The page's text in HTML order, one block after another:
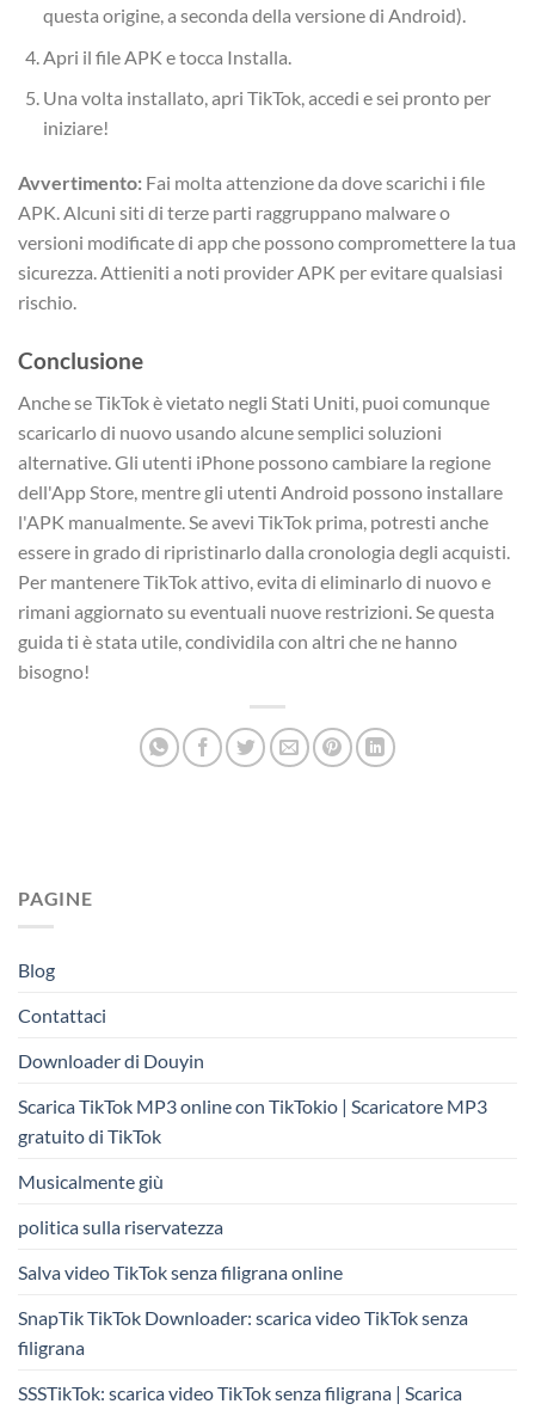
questa origine, a seconda della versione di Android).
Apri il file APK e tocca Installa.
Una volta installato, apri TikTok, accedi e sei pronto per
iniziare!
Avvertimento: Fai molta attenzione da dove scarichi i file
APK. Alcuni siti di terze parti raggruppano malware o
versioni modificate di app che possono compromettere la tua
sicurezza. Attieniti a noti provider APK per evitare qualsiasi
rischio.
Conclusione
Anche se TikTok è vietato negli Stati Uniti, puoi comunque
scaricarlo di nuovo usando alcune semplici soluzioni
alternative. Gli utenti iPhone possono cambiare la regione
dell'App Store, mentre gli utenti Android possono installare
l'APK manualmente. Se avevi TikTok prima, potresti anche
essere in grado di ripristinarlo dalla cronologia degli acquisti.
Per mantenere TikTok attivo, evita di eliminarlo di nuovo e
rimani aggiornato su eventuali nuove restrizioni. Se questa
guida ti è stata utile, condividila con altri che ne hanno
bisogno!
PAGINE
Blog
Contattaci
Downloader di Douyin
Scarica TikTok MP3 online con TikTokio | Scaricatore MP3
gratuito di TikTok
Musicalmente giù
politica sulla riservatezza
Salva video TikTok senza filigrana online
SnapTik TikTok Downloader: scarica video TikTok senza
filigrana
SSSTikTok: scarica video TikTok senza filigrana | Scarica